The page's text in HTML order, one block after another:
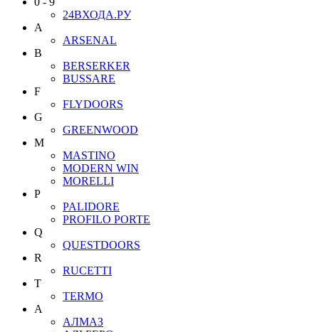
24ВХОДА.РУ
A
ARSENAL
B
BERSERKER
BUSSARE
F
FLYDOORS
G
GREENWOOD
M
MASTINO
MODERN WIN
MORELLI
P
PALIDORE
PROFILO PORTE
Q
QUESTDOORS
R
RUCETTI
T
TERMO
А
АЛМАЗ